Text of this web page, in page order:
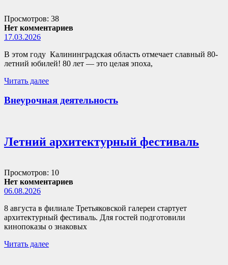
Просмотров: 38
Нет комментариев
17.03.2026
В этом году Калининградская область отмечает славный 80-
летний юбилей! 80 лет — это целая эпоха,
Читать далее
Внеурочная деятельность
Летний архитектурный фестиваль
Просмотров: 10
Нет комментариев
06.08.2026
8 августа в филиале Третьяковской галереи стартует
архитектурный фестиваль. Для гостей подготовили
кинопоказы о знаковых
Читать далее